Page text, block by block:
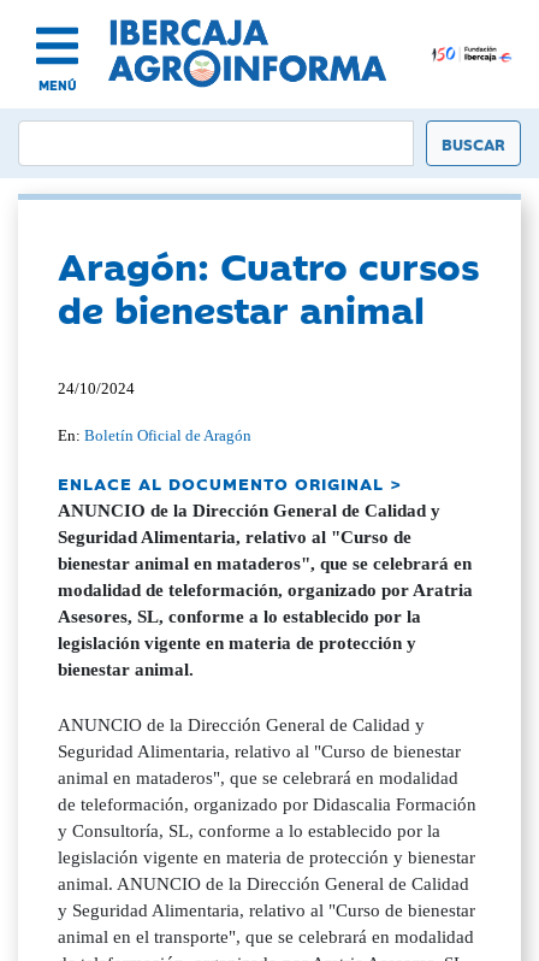
MENÚ
Aragón: Cuatro cursos
de bienestar animal
24/10/2024
En:Boletín Oficial de Aragón
ENLACE AL DOCUMENTO ORIGINAL >
ANUNCIO de la Dirección General de Calidad y
Seguridad Alimentaria, relativo al "Curso de
bienestar animal en mataderos", que se celebrará en
modalidad de teleformación, organizado por Aratria
Asesores, SL, conforme a lo establecido por la
legislación vigente en materia de protección y
bienestar animal.
ANUNCIO de la Dirección General de Calidad y
Seguridad Alimentaria, relativo al "Curso de bienestar
animal en mataderos", que se celebrará en modalidad
de teleformación, organizado por Didascalia Formación
y Consultoría, SL, conforme a lo establecido por la
legislación vigente en materia de protección y bienestar
animal. ANUNCIO de la Dirección General de Calidad
y Seguridad Alimentaria, relativo al "Curso de bienestar
animal en el transporte", que se celebrará en modalidad